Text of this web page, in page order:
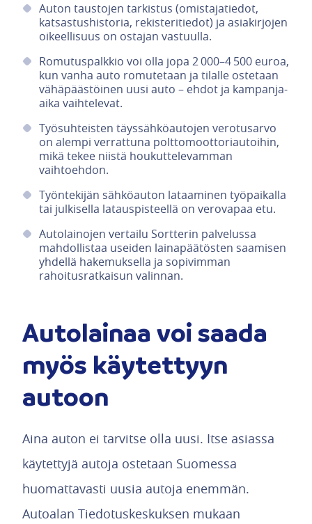
Auton taustojen tarkistus (omistajatiedot,
katsastushistoria, rekisteritiedot) ja asiakirjojen
oikeellisuus on ostajan vastuulla.
Romutuspalkkio voi olla jopa 2 000–4 500 euroa,
kun vanha auto romutetaan ja tilalle ostetaan
vähäpäästöinen uusi auto – ehdot ja kampanja-
aika vaihtelevat.
Työsuhteisten täyssähköautojen verotusarvo
on alempi verrattuna polttomoottoriautoihin,
mikä tekee niistä houkuttelevamman
vaihtoehdon.
Työntekijän sähköauton lataaminen työpaikalla
tai julkisella latauspisteellä on verovapaa etu.
Autolainojen vertailu Sortterin palvelussa
mahdollistaa useiden lainapäätösten saamisen
yhdellä hakemuksella ja sopivimman
rahoitusratkaisun valinnan.
Autolainaa voi saada
myös käytettyyn
autoon
Aina auton ei tarvitse olla uusi. Itse asiassa
käytettyjä autoja ostetaan Suomessa
huomattavasti uusia autoja enemmän.
Autoalan Tiedotuskeskuksen mukaan